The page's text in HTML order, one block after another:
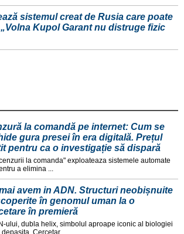
sistemul creat de Rusia care poate
Kupol Garant nu distruge fizic
la comandă pe internet: Cum se
gura presei în era digitală. Prețul
pentru ca o investigație să dispară
la comanda" exploateaza sistemele automate
a elimina ...
avem in ADN. Structuri neobișnuite
în genomul uman la o
în premieră
ului, dubla helix, simbolul aproape iconic al biologiei